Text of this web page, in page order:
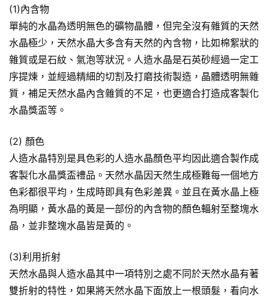
(1)內含物
單純的水晶為透明無色的礦物晶體，但完全沒有雜質的天然
水晶極少，天然水晶大多含有天然的內含物，比如棉絮狀的
雜質或是石紋、氣泡等狀況。人造水晶是石英砂經過一定工
序提煉，並經過精細的切割及打磨技術製造，晶體透明無雜
質，補足天然水晶內含雜質的不足，也更適合打造成客製化
水晶獎盃等。
(2) 顏色
人造水晶特別是具色彩的人造水晶顏色平均因此適合製作成
客製化水晶獎盃禮品。天然水晶因天然生成極難每一個地方
色彩都很平均，生成時即具有色彩差異。並且在黃水晶上極
為明顯，黃水晶的黃是一部份的內含物的顏色輻射至整塊水
晶，並非整塊水晶皆是黃的。
(3)利用折射
天然水晶與人造水晶其中一項特別之處不同於天然水晶有著
雙折射的特性，如果將天然水晶下面放上一根頭髮，看向水